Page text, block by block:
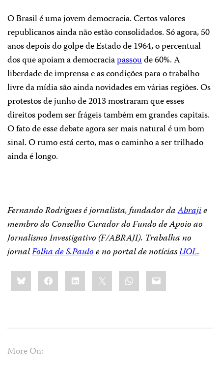
O Brasil é uma jovem democracia. Certos valores
republicanos ainda não estão consolidados. Só agora, 50
anos depois do golpe de Estado de 1964, o percentual
dos que apoiam a democraciapassoude 60%. A
liberdade de imprensa e as condições para o trabalho
livre da mídia são ainda novidades em várias regiões. Os
protestos de junho de 2013 mostraram que esses
direitos podem ser frágeis também em grandes capitais.
O fato de esse debate agora ser mais natural é um bom
sinal. O rumo está certo, mas o caminho a ser trilhado
ainda é longo.
Fernando Rodrigues é jornalista, fundador daAbrajie
membro do Conselho Curador do Fundo de Apoio ao
Jornalismo Investigativo (F/ABRAJI). Trabalha no
jornalFolha de S.Pauloe no portal de notíciasUOL.
Share
this:BlueskyFacebookLinkedIn WhatsApp
Email
More On: